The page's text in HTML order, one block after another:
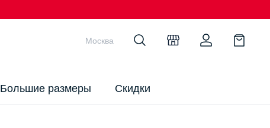
Большие размеры Скидки
Москва